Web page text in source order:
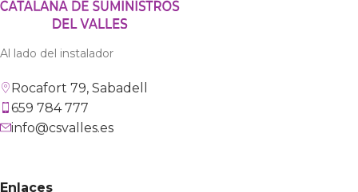
Al lado del instalador
Rocafort 79, Sabadell
659 784 777
info@csvalles.es
Enlaces